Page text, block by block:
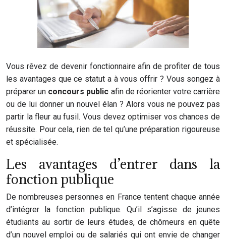
Vous rêvez de devenir fonctionnaire afin de profiter de tous
les avantages que ce statut a à vous offrir ? Vous songez à
préparer un concours public afin de réorienter votre carrière
ou de lui donner un nouvel élan ? Alors vous ne pouvez pas
partir la fleur au fusil. Vous devez optimiser vos chances de
réussite. Pour cela, rien de tel qu’une préparation rigoureuse
et spécialisée.
Les avantages d’entrer dans la
fonction publique
De nombreuses personnes en France tentent chaque année
d’intégrer la fonction publique. Qu’il s’agisse de jeunes
étudiants au sortir de leurs études, de chômeurs en quête
d’un nouvel emploi ou de salariés qui ont envie de changer